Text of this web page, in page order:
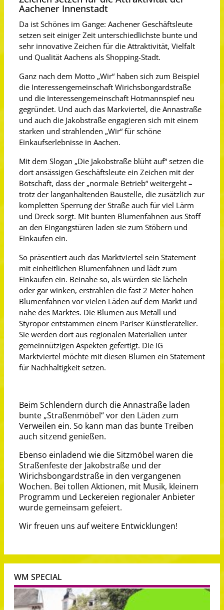
Aachener Innenstadt
Da ist Schönes im Gange: Aachener Geschäftsleute
setzen seit einiger Zeit unterschiedlichste bunte und
sehr innovative Zeichen für die Attraktivität, Vielfalt
und Qualität Aachens als Shopping-Stadt.
Ganz nach dem Motto „Wir“ haben sich zum Beispiel
die Interessengemeinschaft Wirichsbongardstraße
und die Interessengemeinschaft Hotmannspief neu
gegründet. Und auch das Markviertel, die Annastraße
und auch die Jakobstraße engagieren sich mit einem
starken und strahlenden „Wir“ für schöne
Einkaufserlebnisse in Aachen.
Mit dem Slogan „Die Jakobstraße blüht auf“ setzen die
dort ansässigen Geschäftsleute ein Zeichen mit der
Botschaft, dass der „normale Betrieb“ weitergeht –
trotz der langanhaltenden Baustelle, die zusätzlich zur
kompletten Sperrung der Straße auch für viel Lärm
und Dreck sorgt. Mit bunten Blumenfahnen aus Stoff
an den Eingangstüren laden sie zum Stöbern und
Einkaufen ein.
So präsentiert auch das Marktviertel sein Statement
mit einheitlichen Blumenfahnen und lädt zum
Einkaufen ein. Beinahe so, als würden sie lächeln
oder gar winken, erstrahlen die fast 2 Meter hohen
Blumenfahnen vor vielen Läden auf dem Markt und
nahe des Marktes. Die Blumen aus Metall und
Styropor entstammen einem Pariser Künstleratelier.
Sie werden dort aus regionalen Materialien unter
gemeinnützigen Aspekten gefertigt. Die IG
Marktviertel möchte mit diesen Blumen ein Statement
für Nachhaltigkeit setzen.
Beim Schlendern durch die Annastraße laden
bunte „Straßenmöbel“ vor den Läden zum
Verweilen ein. So kann man das bunte Treiben
auch sitzend genießen.
Ebenso einladend wie die Sitzmöbel waren die
Straßenfeste der Jakobstraße und der
Wirichsbongardstraße in den vergangenen
Wochen. Bei tollen Aktionen, mit Musik, kleinem
Programm und Leckereien regionaler Anbieter
wurde gemeinsam gefeiert.
Wir freuen uns auf weitere Entwicklungen!
WM SPECIAL